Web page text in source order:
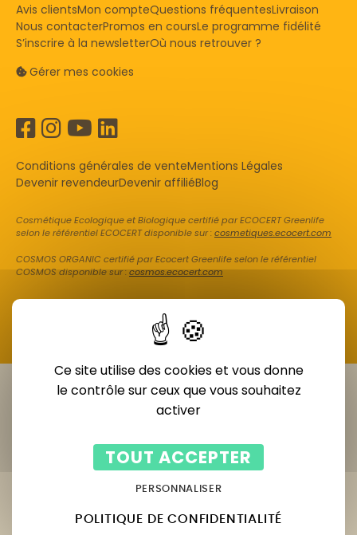
Avis clientsMon compteQuestions fréquentesLivraison
Nous contacterPromos en coursLe programme fidélité
S’inscrire à la newsletterOù nous retrouver ?
Gérer mes cookies
Conditions générales de venteMentions Légales
Devenir revendeurDevenir affiliéBlog
Cosmétique Ecologique et Biologique certifié par ECOCERT Greenlife
selon le référentiel ECOCERT disponible sur :cosmetiques.ecocert.com
COSMOS ORGANIC certifié par Ecocert Greenlife selon le référentiel
COSMOS disponible sur :cosmos.ecocert.com
Ce site utilise des cookies et vous donne
le contrôle sur ceux que vous souhaitez
activer
TOUT ACCEPTER
PERSONNALISER
POLITIQUE DE CONFIDENTIALITÉ
Diagnostic de peau
Votre prescription en moins de 2 minutes